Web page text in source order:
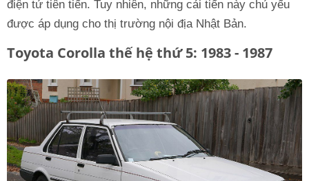
điện tử tiên tiến. Tuy nhiên, những cải tiến này chủ yếu
được áp dụng cho thị trường nội địa Nhật Bản.
Toyota Corolla thế hệ thứ 5: 1983 - 1987